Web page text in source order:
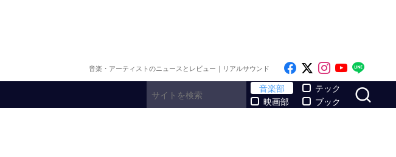
音楽・アーティストのニュースとレビュー｜リアルサウンド Like on Facebook
Follow on x
Follow on
Follow
音楽部
映画部
テック
ブック